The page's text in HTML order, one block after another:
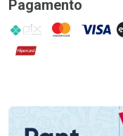
Pagamento
PIX MasterCard
VISA
Hipercard
Promoção